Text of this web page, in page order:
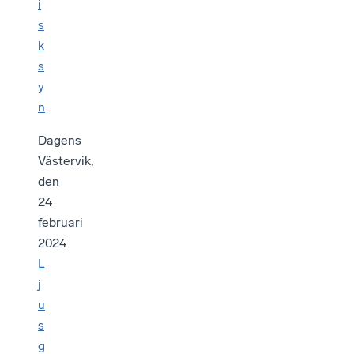
i
s
k
s
y
n
Dagens
Västervik,
den
24
februari
2024
L
j
u
s
g